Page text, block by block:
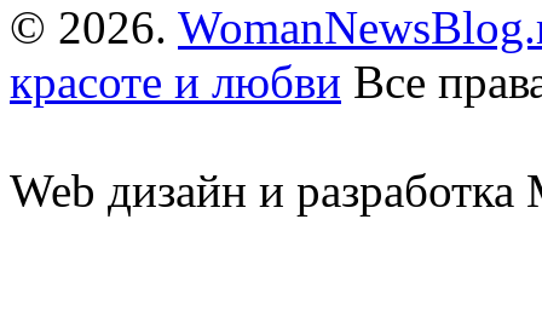
© 2026.
красоте и любви Все
Web дизайн и